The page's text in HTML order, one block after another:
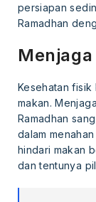
persiapan
Ramadhan
Kesehatan
makan.
Ramadhan
dalam
hindari makan
dan tentunya